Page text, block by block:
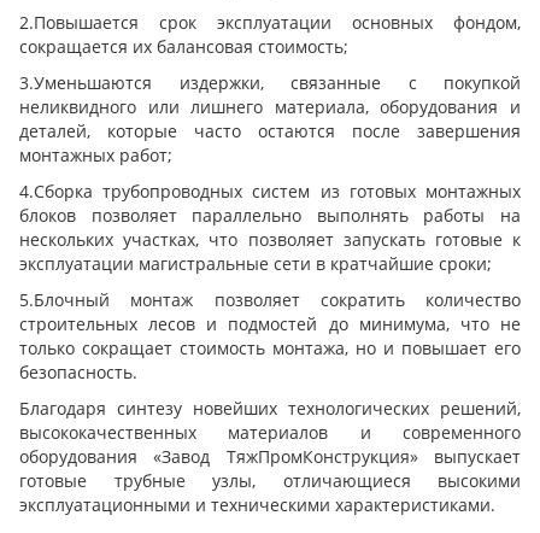
2.Повышается срок эксплуатации основных фондом,
сокращается их балансовая стоимость;
3.Уменьшаются издержки, связанные с покупкой
неликвидного или лишнего материала, оборудования и
деталей, которые часто остаются после завершения
монтажных работ;
4.Сборка трубопроводных систем из готовых монтажных
блоков позволяет параллельно выполнять работы на
нескольких участках, что позволяет запускать готовые к
эксплуатации магистральные сети в кратчайшие сроки;
5.Блочный монтаж позволяет сократить количество
строительных лесов и подмостей до минимума, что не
только сокращает стоимость монтажа, но и повышает его
безопасность.
Благодаря синтезу новейших технологических решений,
высококачественных материалов и современного
оборудования «Завод ТяжПромКонструкция» выпускает
готовые трубные узлы, отличающиеся высокими
эксплуатационными и техническими характеристиками.